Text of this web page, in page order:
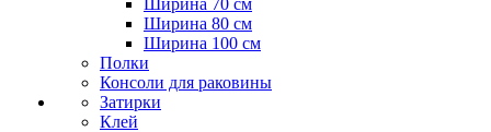
Ширина 70 см
Ширина 80 см
Ширина 100 см
Полки
Консоли для раковины
Затирки
Клей